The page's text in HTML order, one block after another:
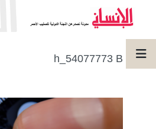
h_54077773 B